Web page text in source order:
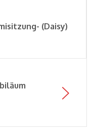
(Daisy)